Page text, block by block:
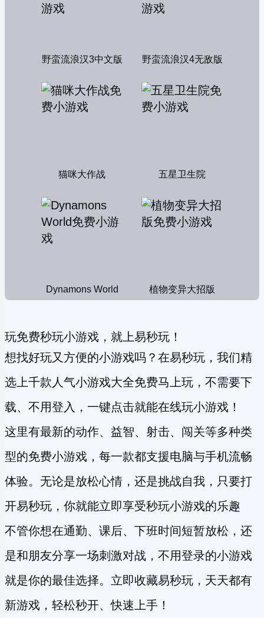
野蛮流浪汉3中文版 野蛮流浪汉4无敌版
猫咪大作战 五星卫生院
Dynamons World 植物变异大招版
玩免费秒玩小游戏，就上易秒玩！
想找好玩又方便的小游戏吗？在易秒玩，我们精
选上千款人气小游戏大全免费马上玩，不需要下
载、不用登入，一键点击就能在线玩小游戏！
这里有最新的动作、益智、射击、闯关等多种类
型的免费小游戏 ，每一款都支援电脑与手机流畅
体验。无论是放松心情，还是挑战自我，只要打
开易秒玩，你就能立即享受秒玩小游戏的乐趣
不管你想在通勤、课后、下班时间短暂放松，还
是和朋友分享一场刺激对战，不用登录的小游戏
就是你的最佳选择。立即收藏易秒玩，天天都有
新游戏，轻松秒开、快速上手！